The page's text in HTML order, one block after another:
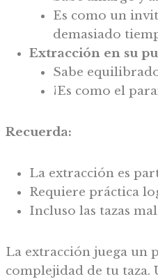
Es como un
demasiado
Extracción en su
Sabe
¡Es como el
Recuerda:
La extracción es
Requiere práctica
Incluso las tazas
La extracción juega un
complejidad de tu taza.